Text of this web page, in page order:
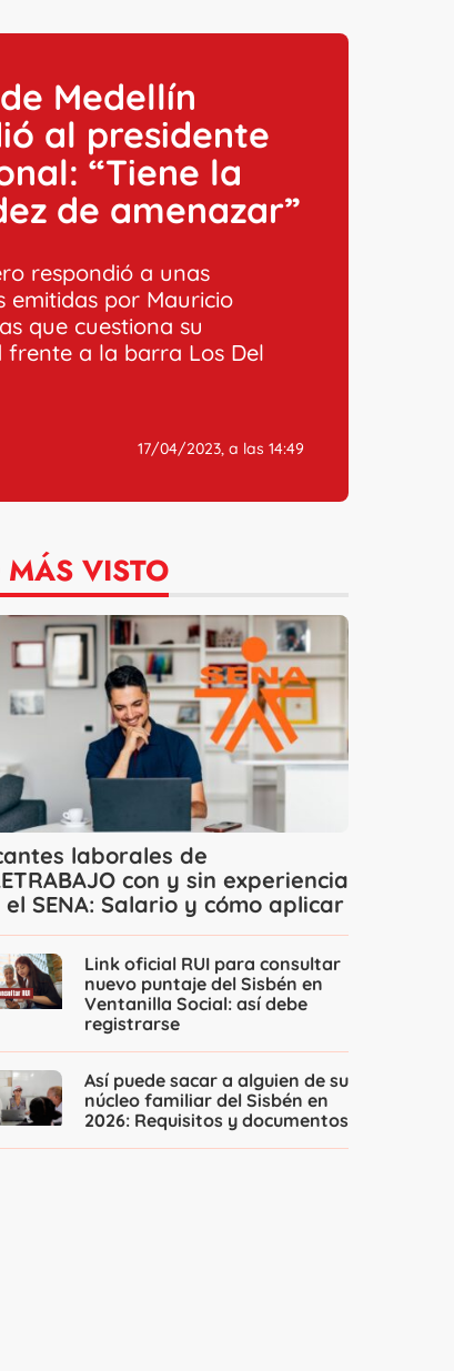
Medellín
al presidente
“Tiene la
de amenazar”
respondió a unas
emitidas por Mauricio
que cuestiona su
frente a la barra Los Del
17/04/2023, a las 14:49
MÁS VISTO
laborales de
con y sin experiencia
el SENA: Salario y cómo aplicar
Link oficial RUI para consultar
nuevo puntaje del Sisbén en
Ventanilla Social: así debe
registrarse
Así puede sacar a alguien de su
núcleo familiar del Sisbén en
2026: Requisitos y documentos